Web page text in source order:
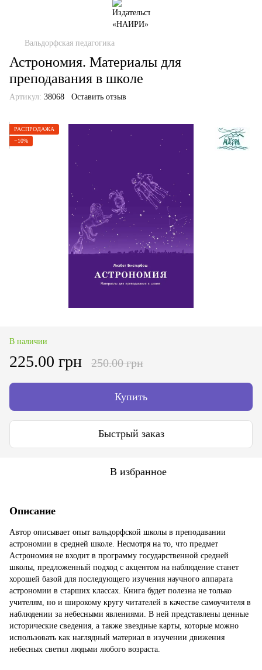
Вальдорфская педагогика
Астрономия. Материалы для
преподавания в школе
Артикул: 38068 Оставить отзыв
РАСПРОДАЖА
−10%
В наличии
225.00 грн 250.00 грн
Купить
Быстрый заказ
В избранное
Описание
Автор описывает опыт вальдорфской школы в преподавании
астрономии в средней школе. Несмотря на то, что предмет
Астрономия не входит в программу государственной средней
школы, предложенный подход с акцентом на наблюдение станет
хорошей базой для последующего изучения научного аппарата
астрономии в старших классах. Книга будет полезна не только
учителям, но и широкому кругу читателей в качестве самоучителя в
наблюдении за небесными явлениями. В ней представлены ценные
исторические сведения, а также звездные карты, которые можно
использовать как наглядный материал в изучении движения
небесных светил людьми любого возраста.